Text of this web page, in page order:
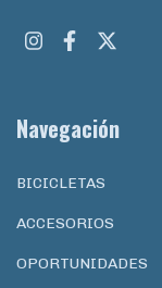
Navegación
BICICLETAS
ACCESORIOS
OPORTUNIDADES